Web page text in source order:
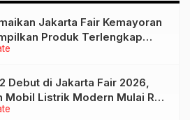
Jakarta Fair Kemayoran
Produk Terlengkap
Model Baru
Debut di Jakarta Fair 2026,
Mobil Listrik Modern Mulai Rp